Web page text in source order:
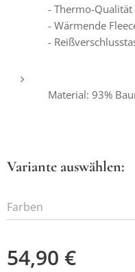
- Thermo-Qualität
- Wärmende
-
Material: 93%
Variante auswählen:
Farben
54,90 €